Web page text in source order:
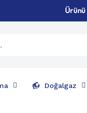
Ürünü
Doğalgaz